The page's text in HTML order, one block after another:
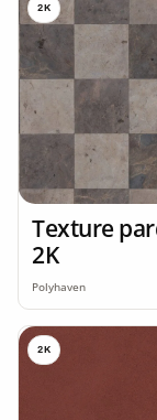
2K
Texture
2K
Polyhaven
2K